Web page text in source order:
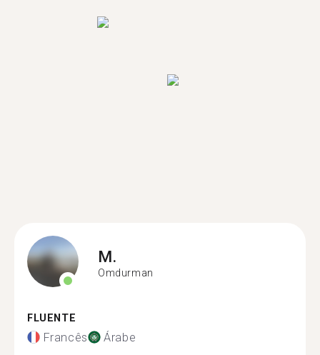
M.
Omdurman
FLUENTE
Francês Árabe